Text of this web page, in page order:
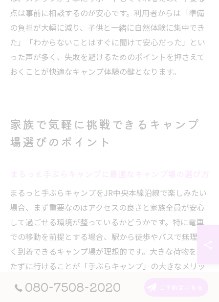
点は事前に相談するのが安心です。利用者からは「準備
の負担が大幅に減り、子供と一緒に自然体験に集中でき
た」「わからないことはすぐに聞けて安心だった」とい
った声が多く、失敗を避けるためのポイントを押さえて
おくことが快適なキャンプ体験の鍵となります。
家族で気軽に挑戦できるキャンプ
場選びのポイント
まるっと手ぶらキャンプをJR中央本線沿線で楽しみたい
場合、まず重要なのはアクセスの良さと家族全員が安心
して過ごせる環境が整っているかどうかです。特に電車
での移動を前提とする場合、駅から徒歩やバスで無理な
く到着できるキャンプ場が理想的です。大きな荷物を持
たずに行けることが「手ぶらキャンプ」の大きなメリッ
トなので、荷物運びの負担を軽減できる立地は大きなポ
イントとなります。
080-7508-2020